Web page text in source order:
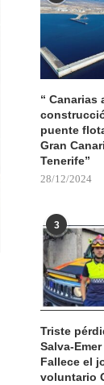
“ Canarias
puente
Gran
Tenerife”
28/12/2024
3
Triste
Salva-
Fallece el
voluntario